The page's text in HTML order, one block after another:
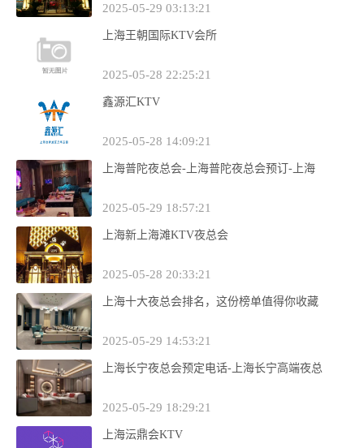
2025-05-29 03:13:21
上海王朝国际KTV会所
2025-05-28 22:25:21
鑫源汇KTV
2025-05-28 14:09:21
上海普陀夜总会-上海普陀夜总会预订-上海
2025-05-29 18:57:21
上海新上海滩KTV夜总会
2025-05-28 20:33:21
上海十大夜总会排名，这份榜单值得你收藏
2025-05-29 14:53:21
上海长宁夜总会预定电话-上海长宁高端夜总
2025-05-29 18:29:21
上海沄鼎会KTV